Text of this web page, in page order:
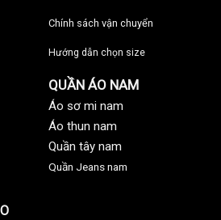
Chính sách vận chuyển
Hướng dẫn chọn size
QUẦN ÁO NAM
Áo sơ mi nam
Áo thun nam
Quần tây nam
Quần Jeans nam